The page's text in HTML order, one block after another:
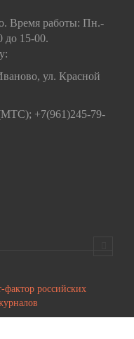
Время работы: Пн.-
до 15-00.
ул. Красной
+7(961)245-79-